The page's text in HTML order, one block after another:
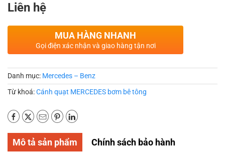
Liên hệ
MUA HÀNG NHANH
Gọi điện xác nhận và giao hàng tận nơi
Danh mục: Mercedes – Benz
Từ khoá:Cánh quạt MERCEDES bơm bê tông
Mô tả sản phẩm Chính sách bảo hành